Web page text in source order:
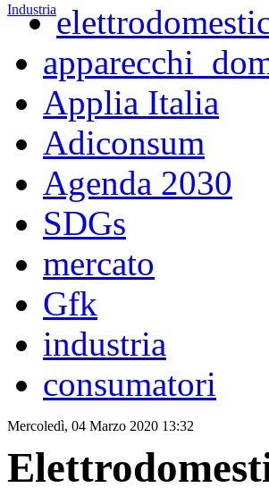
Industria
Applia Italia
Adiconsum
Agenda 2030
SDGs
mercato
Gfk
industria
consumatori
Mercoledì, 04 Marzo 2020 13:32